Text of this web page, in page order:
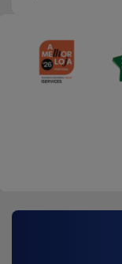
Ver
tudo